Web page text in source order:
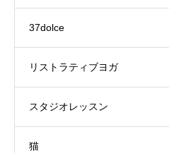
37dolce
リストラティブヨガ
スタジオレッスン
猫